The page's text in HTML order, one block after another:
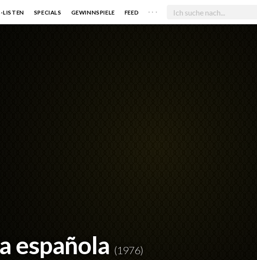
LISTEN SPECIALS GEWINNSPIELE FEED . . .
española (1976)